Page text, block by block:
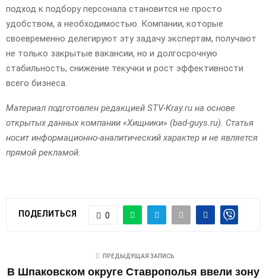
подход к подбору персонала становится не просто
удобством, а необходимостью. Компании, которые
своевременно делегируют эту задачу экспертам, получают
не только закрытые вакансии, но и долгосрочную
стабильность, снижение текучки и рост эффективности
всего бизнеса.
Материал подготовлен редакцией STV-Kray.ru на основе
открытых данных компании «Хищники» (bad-guys.ru). Статья
носит информационно-аналитический характер и не является
прямой рекламой.
ПОДЕЛИТЬСЯ 0
ПРЕДЫДУЩАЯ ЗАПИСЬ
В Шпаковском округе Ставрополья ввели зону